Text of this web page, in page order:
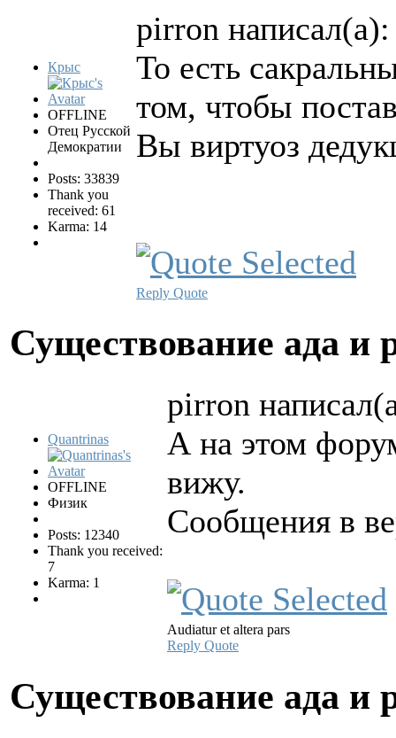
Крыс
OFFLINE
Отец Русской
Демократии
Posts: 33839
Thank you
received: 61
Karma: 14
pirron написал(а):
То есть
том, чтобы
Вы виртуоз
Reply Quote
Существование ада и
Quantrinas
OFFLINE
Физик
Posts: 12340
Thank you received:
7
Karma: 1
pirron
А на этом
вижу.
Сообщения в
Audiatur et altera pars
Reply Quote
Существование ада и